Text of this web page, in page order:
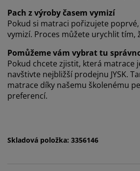
Pach z výroby časem vymizí
Pokud si matraci pořizujete
vymizí. Proces můžete urychlit tím,
Pomůžeme vám vybrat tu
Pokud chcete zjistit, která matrace
navštivte nejbližší prodejnu JYSK.
matrace díky našemu školenému
preferencí.
Skladová položka: 3356146